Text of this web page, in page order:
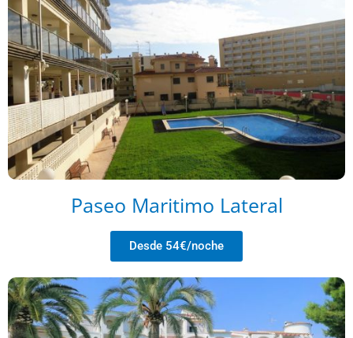
Paseo Maritimo Lateral
Desde 54€/noche